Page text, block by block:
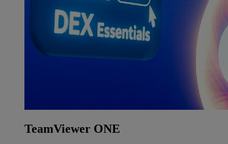
TeamViewer ONE